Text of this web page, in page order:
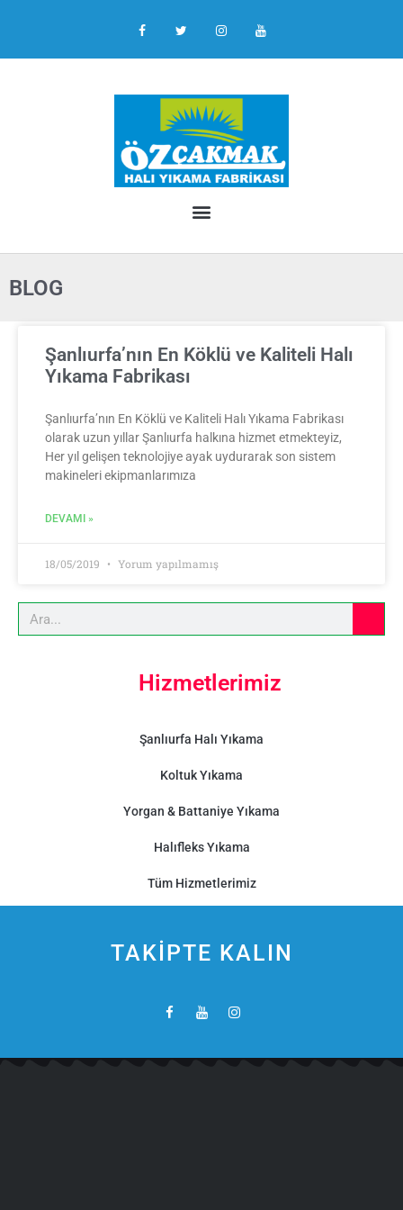
BLOG
Şanlıurfa’nın En Köklü ve Kaliteli Halı
Yıkama Fabrikası
Şanlıurfa’nın En Köklü ve Kaliteli Halı Yıkama Fabrikası
olarak uzun yıllar Şanlıurfa halkına hizmet etmekteyiz,
Her yıl gelişen teknolojiye ayak uydurarak son sistem
makineleri ekipmanlarımıza
DEVAMI »
18/05/2019 Yorum yapılmamış
Hizmetlerimiz
Şanlıurfa Halı Yıkama
Koltuk Yıkama
Yorgan & Battaniye Yıkama
Halıfleks Yıkama
Tüm Hizmetlerimiz
TAKİPTE KALIN